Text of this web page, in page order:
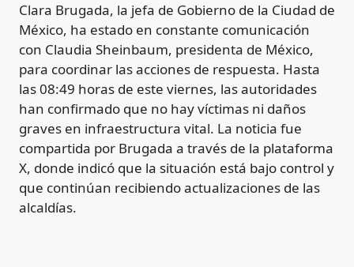
Clara Brugada, la jefa de Gobierno de la Ciudad de
México, ha estado en constante comunicación
con Claudia Sheinbaum, presidenta de México,
para coordinar las acciones de respuesta. Hasta
las 08:49 horas de este viernes, las autoridades
han confirmado que no hay víctimas ni daños
graves en infraestructura vital. La noticia fue
compartida por Brugada a través de la plataforma
X, donde indicó que la situación está bajo control y
que continúan recibiendo actualizaciones de las
alcaldías.